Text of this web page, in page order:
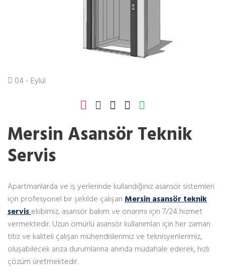
04 - Eylül
Mersin Asansör Teknik
Servis
Apartmanlarda ve iş yerlerinde kullandığınız asansör sistemleri
için profesyonel bir şekilde çalışan Mersin asansör teknik
servis ekibimiz, asansör bakım ve onarımı için 7/24 hizmet
vermektedir. Uzun ömürlü asansör kullanımları için her zaman
titiz ve kaliteli çalışan mühendislerimiz ve teknisyenlerimiz,
oluşabilecek arıza durumlarına anında müdahale ederek, hızlı
çözüm üretmektedir.